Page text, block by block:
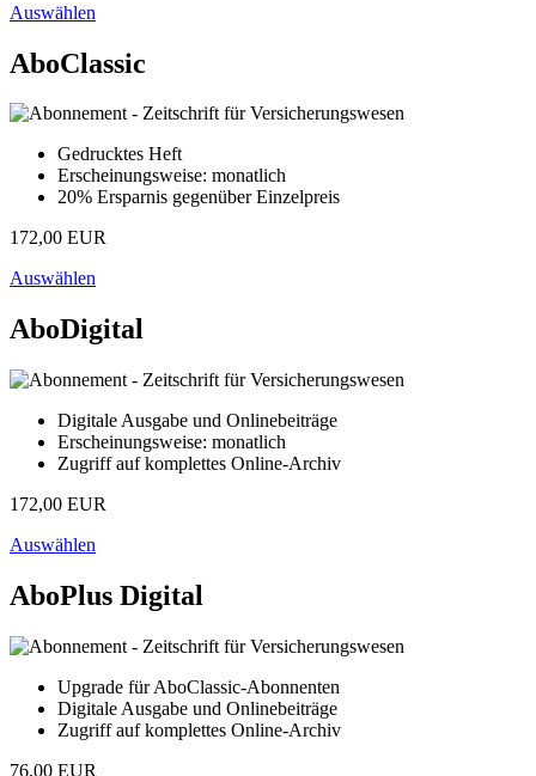
Auswählen
AboClassic
Gedrucktes Heft
Erscheinungsweise: monatlich
20% Ersparnis gegenüber Einzelpreis
172,00 EUR
Auswählen
AboDigital
Digitale Ausgabe und Onlinebeiträge
Erscheinungsweise: monatlich
Zugriff auf komplettes Online-Archiv
172,00 EUR
Auswählen
AboPlus Digital
Upgrade für AboClassic-Abonnenten
Digitale Ausgabe und Onlinebeiträge
Zugriff auf komplettes Online-Archiv
76,00 EUR